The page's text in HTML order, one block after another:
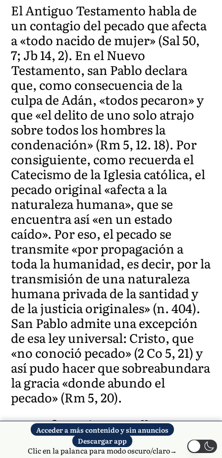
El Antiguo Testamento habla de
un contagio del pecado que afecta
a «todo nacido de mujer» (Sal 50,
7; Jb 14, 2). En el Nuevo
Testamento, san Pablo declara
que, como consecuencia de la
culpa de Adán, «todos pecaron» y
que «el delito de uno solo atrajo
sobre todos los hombres la
condenación» (Rm 5, 12. 18). Por
consiguiente, como recuerda el
Catecismo de la Iglesia católica, el
pecado original «afecta a la
naturaleza humana», que se
encuentra así «en un estado
caído». Por eso, el pecado se
transmite «por propagación a
toda la humanidad, es decir, por la
transmisión de una naturaleza
humana privada de la santidad y
de la justicia originales» (n. 404).
San Pablo admite una excepción
de esa ley universal: Cristo, que
«no conoció pecado» (2 Co 5, 21) y
así pudo hacer que sobreabundara
la gracia «donde abundo el
pecado» (Rm 5, 20).
Estas afirmaciones no llevan
necesariamente a concluir que
María forma parte de la
Acceder a más contenido y sin anuncios
Descargar app
Clic en la palanca para modo oscuro/claro→